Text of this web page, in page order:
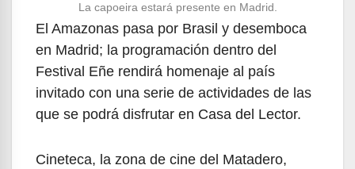
La capoeira estará presente en Madrid.
El Amazonas pasa por Brasil y desemboca
en Madrid; la programación dentro del
Festival Eñe rendirá homenaje al país
invitado con una serie de actividades de las
que se podrá disfrutar en Casa del Lector.
Cineteca, la zona de cine del Matadero,